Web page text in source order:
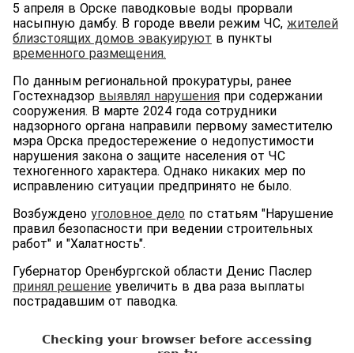
5 апреля в Орске паводковые воды прорвали
насыпную дамбу. В городе ввели режим ЧС, жителей
близстоящих домов эвакуируют в пункты
временного размещения.
По данным региональной прокуратуры, ранее
Гостехнадзор выявлял нарушения при содержании
сооружения. В марте 2024 года сотрудники
надзорного органа направили первому заместителю
мэра Орска предостережение о недопустимости
нарушения закона о защите населения от ЧС
техногенного характера. Однако никаких мер по
исправлению ситуации предпринято не было.
Возбуждено уголовное дело по статьям "Нарушение
правил безопасности при ведении строительных
работ" и "Халатность".
Губернатор Оренбургской области Денис Паслер
принял решение увеличить в два раза выплаты
пострадавшим от паводка.